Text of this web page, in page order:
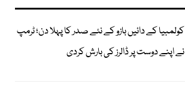
کولمبیا کے دائیں بازو کے نئے صدر کا پہلا دن؛ ٹرمپ
نے اپنے دوست پر ڈالرز کی بارش کردی